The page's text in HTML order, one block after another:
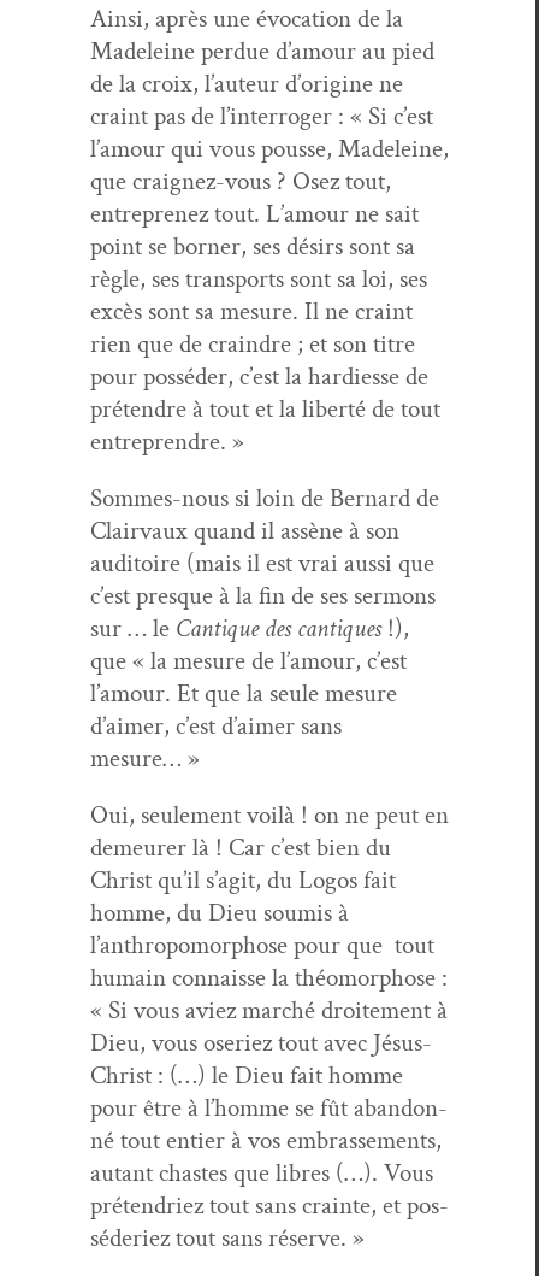
Ain­si, après une évo­ca­tion de la
Madeleine per­due d’amour au pied
de la croix, l’auteur d’origine ne
craint pas de l’interroger : « Si c’est
l’amour qui vous pousse, Madeleine,
que craignez-vous ? Osez tout,
entre­prenez tout. L’amour ne sait
point se borner, ses désirs sont sa
règle, ses trans­ports sont sa loi, ses
excès sont sa mesure. Il ne craint
rien que de crain­dre ; et son titre
pour pos­séder, c’est la hardiesse de
pré­ten­dre à tout et la lib­erté de tout
entreprendre. »
Sommes-nous si loin de Bernard de
Clair­vaux quand il assène à son
audi­toire (mais il est vrai aus­si que
c’est presque à la fin de ses ser­mons
sur … le Can­tique des can­tiques!),
que « la mesure de l’amour, c’est
l’amour. Et que la seule mesure
d’aimer, c’est d’aimer sans
mesure… »
Oui, seule­ment voilà ! on ne peut en
demeur­er là ! Car c’est bien du
Christ qu’il s’agit, du Logos fait
homme, du Dieu soumis à
l’anthropomorphose pour que tout
humain con­naisse la théo­mor­phose :
« Si vous aviez marché droite­ment à
Dieu, vous oseriez tout avec Jésus-
Christ : (…) le Dieu fait homme
pour être à l’homme se fût aban­don­
né tout entier à vos embrasse­ments,
autant chastes que libres (…). Vous
pré­ten­driez tout sans crainte, et pos­
séderiez tout sans réserve. »